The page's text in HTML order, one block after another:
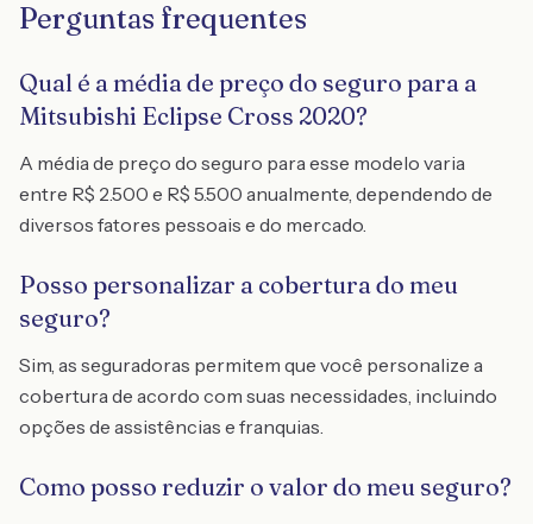
Perguntas frequentes
Qual é a média de preço do seguro para a
Mitsubishi Eclipse Cross 2020?
A média de preço do seguro para esse modelo varia
entre R$ 2.500 e R$ 5.500 anualmente, dependendo de
diversos fatores pessoais e do mercado.
Posso personalizar a cobertura do meu
seguro?
Sim, as seguradoras permitem que você personalize a
cobertura de acordo com suas necessidades, incluindo
opções de assistências e franquias.
Como posso reduzir o valor do meu seguro?